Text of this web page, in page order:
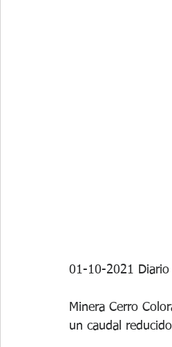
01-10-2021 Diario
Minera Cerro
un caudal